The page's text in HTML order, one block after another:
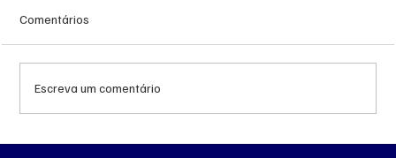
Comentários
Escreva um comentário